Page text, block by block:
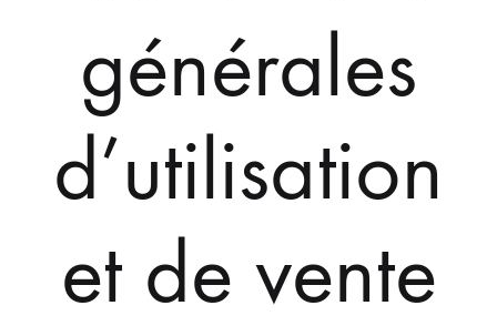
générales
d’utilisation
et de vente